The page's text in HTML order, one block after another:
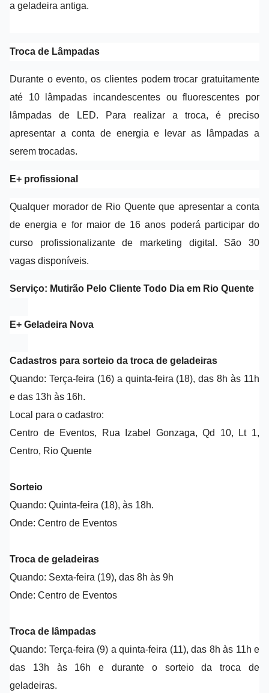
a geladeira antiga.
Troca de Lâmpadas
Durante o evento, os clientes podem trocar gratuitamente
até 10 lâmpadas incandescentes ou fluorescentes por
lâmpadas de LED. Para realizar a troca, é preciso
apresentar a conta de energia e levar as lâmpadas a
serem trocadas.
E+ profissional
Qualquer morador de Rio Quente que apresentar a conta
de energia e for maior de 16 anos poderá participar do
curso profissionalizante de marketing digital. São 30
vagas disponíveis.
Serviço: Mutirão Pelo Cliente Todo Dia em Rio Quente
E+ Geladeira Nova
Cadastros para sorteio da troca de geladeiras
Quando: Terça-feira (16) a quinta-feira (18), das 8h às 11h
e das 13h às 16h.
Local para o cadastro:
Centro de Eventos, Rua Izabel Gonzaga, Qd 10, Lt 1,
Centro, Rio Quente
Sorteio
Quando: Quinta-feira (18), às 18h.
Onde: Centro de Eventos
Troca de geladeiras
Quando: Sexta-feira (19), das 8h às 9h
Onde: Centro de Eventos
Troca de lâmpadas
Quando: Terça-feira (9) a quinta-feira (11), das 8h às 11h e
das 13h às 16h e durante o sorteio da troca de
geladeiras.